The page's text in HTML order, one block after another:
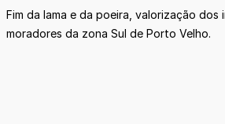
Fim da lama e da poeira, valorização
moradores da zona Sul de Porto Velho.